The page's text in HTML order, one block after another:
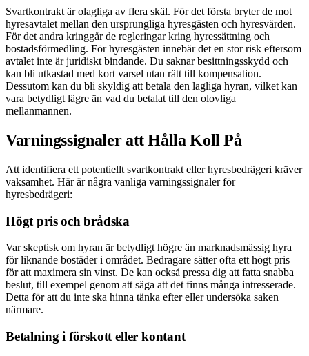
Svartkontrakt är olagliga av flera skäl. För det första bryter de mot
hyresavtalet mellan den ursprungliga hyresgästen och hyresvärden.
För det andra kringgår de regleringar kring hyressättning och
bostadsförmedling. För hyresgästen innebär det en stor risk eftersom
avtalet inte är juridiskt bindande. Du saknar besittningsskydd och
kan bli utkastad med kort varsel utan rätt till kompensation.
Dessutom kan du bli skyldig att betala den lagliga hyran, vilket kan
vara betydligt lägre än vad du betalat till den olovliga
mellanmannen.
Varningssignaler att Hålla Koll På
Att identifiera ett potentiellt svartkontrakt eller hyresbedrägeri kräver
vaksamhet. Här är några vanliga varningssignaler för
hyresbedrägeri:
Högt pris och brådska
Var skeptisk om hyran är betydligt högre än marknadsmässig hyra
för liknande bostäder i området. Bedragare sätter ofta ett högt pris
för att maximera sin vinst. De kan också pressa dig att fatta snabba
beslut, till exempel genom att säga att det finns många intresserade.
Detta för att du inte ska hinna tänka efter eller undersöka saken
närmare.
Betalning i förskott eller kontant